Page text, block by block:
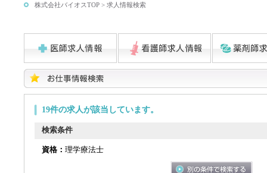
株式会社バイオスTOP > 求人情報検索
19件の求人が該当しています。
検索条件
資格： 理学療法士